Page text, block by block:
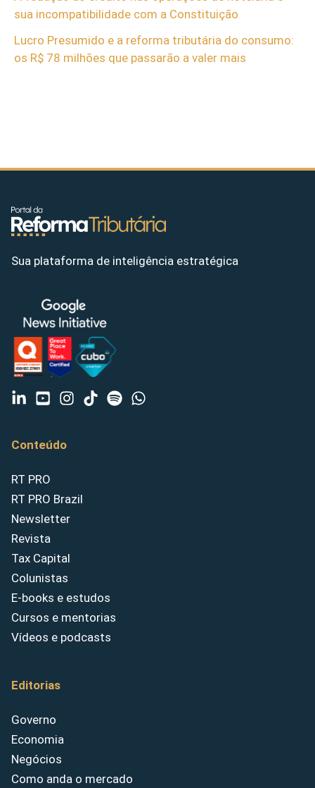
sua incompatibilidade com a Constituição
Lucro Presumido e a reforma tributária do consumo:
os R$ 78 milhões que passarão a valer mais
Sua plataforma de inteligência estratégica
Conteúdo
RT PRO
RT PRO Brazil
Newsletter
Revista
Tax Capital
Colunistas
E-books e estudos
Cursos e mentorias
Vídeos e podcasts
Editorias
Governo
Economia
Negócios
Como anda o mercado